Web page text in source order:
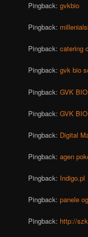
Pingback:gvkbio
Pingback:
Pingback:catering
Pingback:gvk bio
Pingback:GVK BIO
Pingback:GVK BIO
Pingback: Digital
Pingback:agen
Pingback: Indigo.pl
Pingback:panele
Pingback: http://